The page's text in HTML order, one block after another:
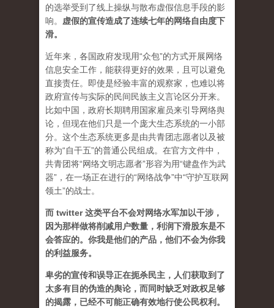
的选举受到了线上操纵与散布虚假信息手段的影
响。 虚假的宣传造成了连续七年的网络自由度下
滑。
近年来，各国政府发现用“众包”的方式开展网络
信息安全工作，能获得更好的效果，且可以避免
直接责任。即使是经验丰富的观察家，也难以将
政府宣传与实际的民间民族主义言论区分开来。
比如中国，政府长期聘用国家雇员来引导网络舆
论，但现在他们只是一个庞大生态系统的一小部
分。这个生态系统更多是由共青团志愿者以及被
称为“自干五”的普通公民组成。在官方文件中，
共青团将“网络文明志愿者”形容为用“键盘作为武
器”，在一场正在进行的“网络战争”中“守护互联网
领土”的战士。
而 twitter 这类平台不会对网络水军加以干涉，
因为那样做将削减用户数量，利润下滑股东是不
会答应的。你我是他们的产品，他们不会为你我
的利益服务。
卑劣的宣传和误导正在扼杀民主，人们获取到了
太多有目的伪造的舆论，而同时缺乏对政权足够
的揭露，已经不可能正确有效地行使公民权利。